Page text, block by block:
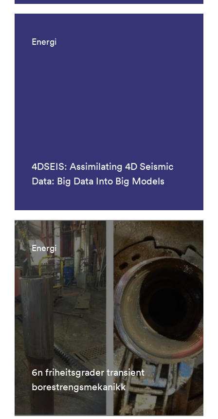
Energi
4DSEIS: Assimilating 4D Seismic
Data: Big Data Into Big Models
Energi
6n friheitsgrader transient
borestrengsmekanikk